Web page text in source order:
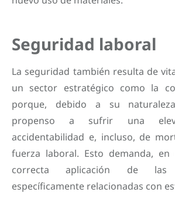
Seguridad laboral
La seguridad también resulta de
un sector estratégico como la
porque, debido a su
propenso a sufrir una
accidentabilidad e, incluso, de
fuerza laboral. Esto demanda, en
correcta aplicación de las
específicamente relacionadas con